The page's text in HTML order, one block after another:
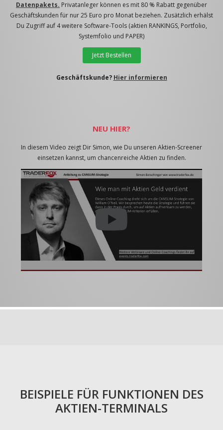
Datenpakets. Privatanleger können es mit 80 % Rabatt gegenüber
Geschäftskunden für nur 25 Euro pro Monat beziehen. Zusätzlich erhälst
Du Zugriff auf 4 weitere Software-Tools (aktien RANKINGS, Portfolio,
Systemfolio und PAPER)
Jetzt Bestellen
Geschäftskunde? Hier informieren
NEU HIER?
In diesem Video zeigt Dir Simon, wie Du unseren Aktien-Screener
einsetzen kannst, um chancenreiche Aktien zu finden.
BEISPIELE FÜR FUNKTIONEN DES
AKTIEN-TERMINALS